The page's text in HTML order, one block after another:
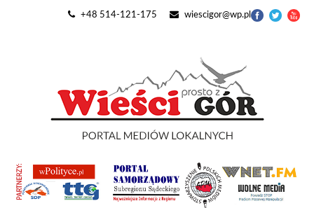
+48 514-121-175 wiescigor@wp.pl